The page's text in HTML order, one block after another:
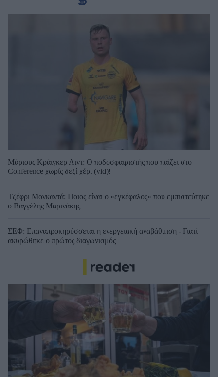
Μάριους Κράιγκερ Λιντ: Ο ποδοσφαιριστής που παίζει στο
Conference χωρίς δεξί χέρι (vid)!
Τζέφρι Μονκαντά: Ποιος είναι ο «εγκέφαλος» που εμπιστεύτηκε
ο Βαγγέλης Μαρινάκης
ΣΕΦ: Επαναπροκηρύσσεται η ενεργειακή αναβάθμιση - Γιατί
ακυρώθηκε ο πρώτος διαγωνισμός